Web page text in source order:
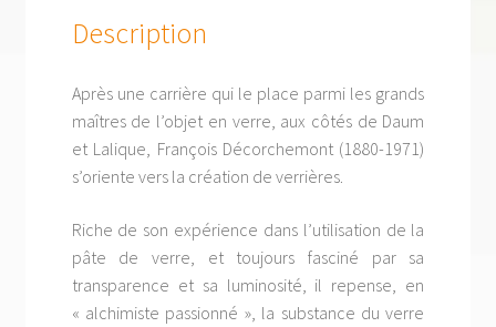
Description
Après une carrière qui le place parmi les grands
maîtres de l’objet en verre, aux côtés de Daum
et Lalique, François Décorchemont (1880-1971)
s’oriente vers la création de verrières.
Riche de son expérience dans l’utilisation de la
pâte de verre, et toujours fasciné par sa
transparence et sa luminosité, il repense, en
« alchimiste passionné », la substance du verre